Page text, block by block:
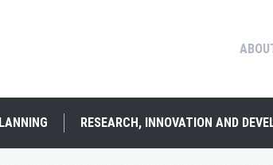
RESEARCH, INNOVATION AND